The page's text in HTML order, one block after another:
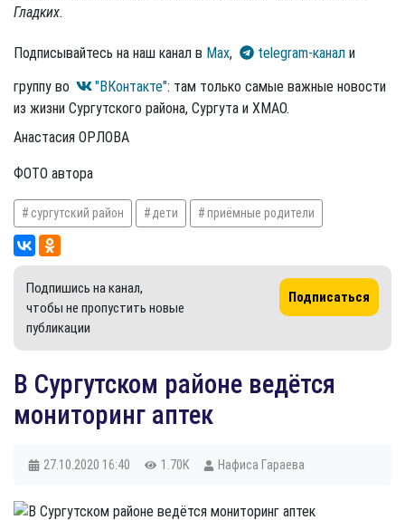
Гладких.
Подписывайтесь на наш канал в Max, telegram-канал и
группу во
"ВКонтакте": там только самые важные новости
из жизни Сургутского района, Сургута и ХМАО.
Анастасия ОРЛОВА
ФОТО автора
сургутский район дети приёмные родители
Подпишись на канал,
чтобы не пропустить новые
публикации
Подписаться
В Сургутском районе ведётся
мониторинг аптек
27.10.2020 16:40 1.70K Нафиса Гараева